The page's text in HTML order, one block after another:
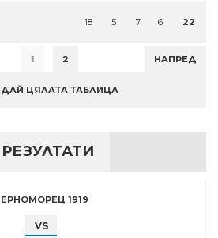
18 5 7 6 22
1 2 НАПРЕД
ЦЯЛАТА ТАБЛИЦА
1919
VS